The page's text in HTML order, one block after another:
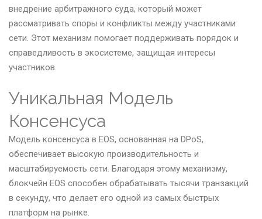
внедрение арбитражного суда, который может
рассматривать споры и конфликты между участниками
сети. Этот механизм помогает поддерживать порядок и
справедливость в экосистеме, защищая интересы
участников.
Уникальная Модель
Консенсуса
Модель консенсуса в EOS, основанная на DPoS,
обеспечивает высокую производительность и
масштабируемость сети. Благодаря этому механизму,
блокчейн EOS способен обрабатывать тысячи транзакций
в секунду, что делает его одной из самых быстрых
платформ на рынке.